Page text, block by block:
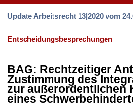
Update Arbeitsrecht 13|2020 vom
Entscheidungsbesprechungen
BAG: Rechtzeitiger
Zustimmung des
zur außerordentlichen
eines